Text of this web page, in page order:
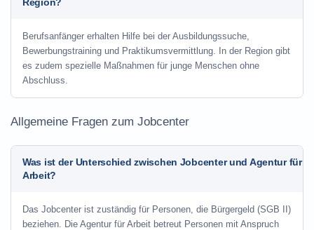
Berufsanfänger erhalten Hilfe bei der Ausbildungssuche,
Bewerbungstraining und Praktikumsvermittlung. In der Region gibt
es zudem spezielle Maßnahmen für junge Menschen ohne
Abschluss.
Allgemeine Fragen zum Jobcenter
Was ist der Unterschied zwischen Jobcenter und Agentur für
Arbeit?
Das Jobcenter ist zuständig für Personen, die Bürgergeld (SGB II)
beziehen. Die Agentur für Arbeit betreut Personen mit Anspruch